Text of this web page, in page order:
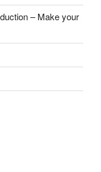
– Make your